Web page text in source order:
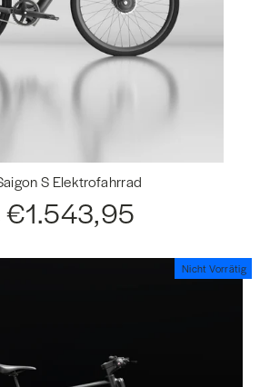
S Elektrofahrrad
price
€1.543,95
Nicht Vorrätig